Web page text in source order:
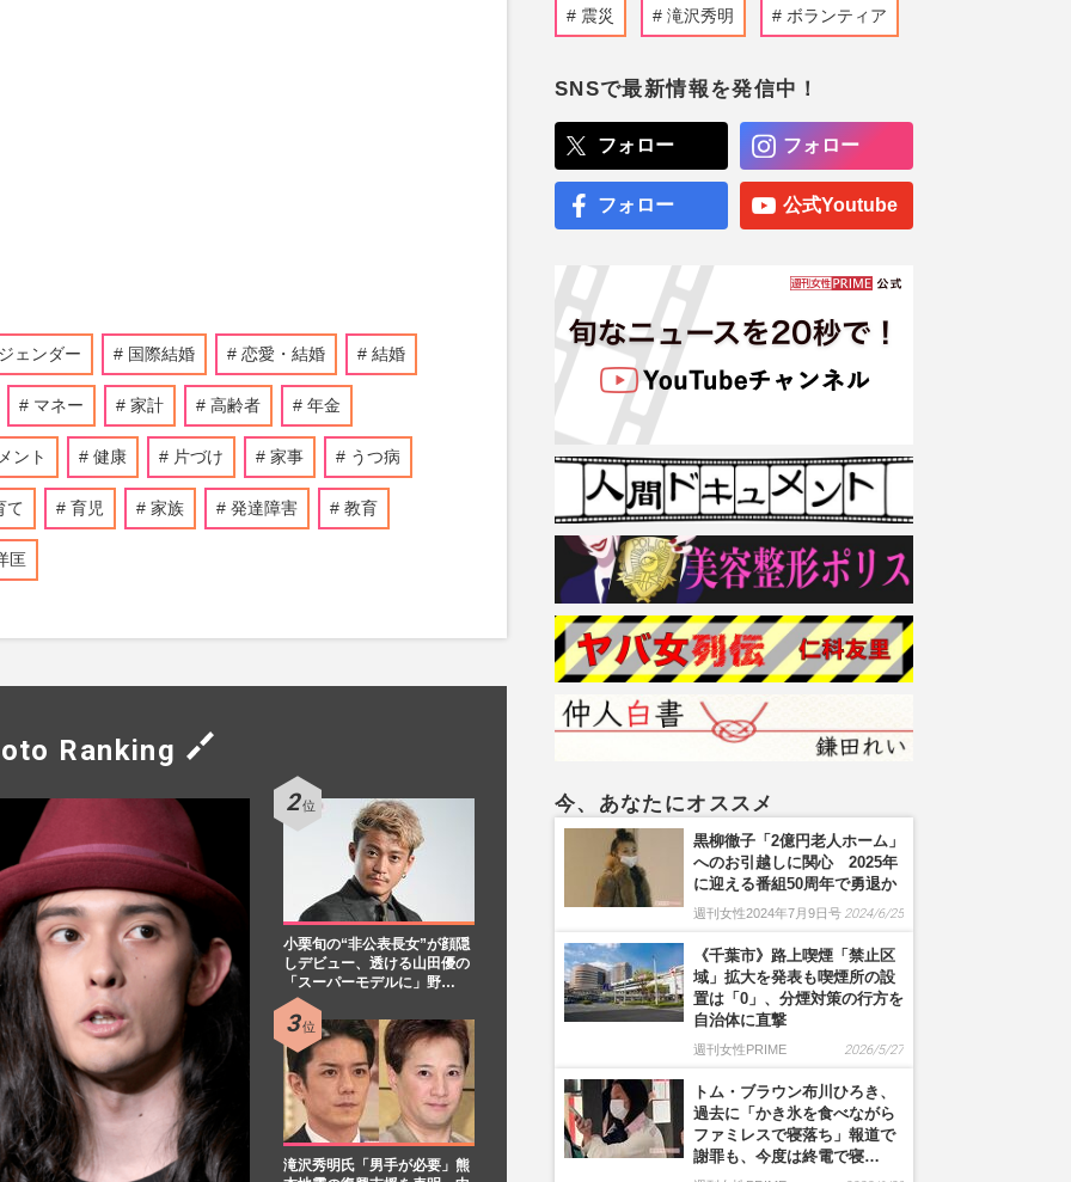
ェンダー 国際結婚 恋愛・結婚 結婚
マネー 家計 高齢者 年金
ント 健康 片づけ 家事 うつ病
て 育児 家族 発達障害 教育
匡
Ranking
小栗旬の“非公表長女”が顔隠
しデビュー、透ける山田優の
「スーパーモデルに」野…
滝沢秀明氏「男手が必要」熊
として登場で「抜群のスタ
イルは健在」元夫・柏原崇
くら寿司、閉店間際の“ネタ
えたらラッキー」広報が明
かした“幻サービス”『得々
ゾーン』の全容
ジャニーズWEST・重岡大
毅は「実は結婚してる」
ない私生活の徹底秘密主義
の“都市伝説”
専門医が厳選した「がんに
勝てる10食材」徹底活用マ
【大阪より強引？】横浜
市、’27年花博に合わせ「市
も、喫煙所整備は“ノープラ
ン”の現状
故・有賀さつきさん、一周
忌で父がはじめて明かした
本当の「病因」
震災 滝沢秀明 ボランティア
SNSで最新情報を発信中！
フォロー フォロー
フォロー 公式Youtube
今、あなたにオススメ
黒柳徹子「2億円老人ホーム」
へのお引越しに関心 2025年
に迎える番組50周年で勇退か
週刊女性2024年7月9日号 2024/6/25
《千葉市》路上喫煙「禁止区
域」拡大を発表も喫煙所の設
置は「0」、分煙対策の行方を
自治体に直撃
週刊女性PRIME 2026/5/27
トム・ブラウン布川ひろき、
過去に「かき氷を食べながら
ファミレスで寝落ち」報道で
謝罪も、今度は終電で寝…